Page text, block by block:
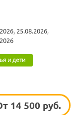
25.08.2026,
и дети
14 500 руб.